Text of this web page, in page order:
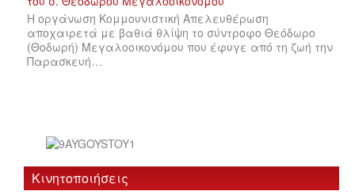
Η οργάνωση Κομμουνιστική Απελευθέρωση
αποχαιρετά με βαθιά θλίψη το σύντροφο Θεόδωρο
(Θοδωρή) Μεγαλοοικονόμου που έφυγε από τη ζωή την
Παρασκευή…
Κινητοποιήσεις